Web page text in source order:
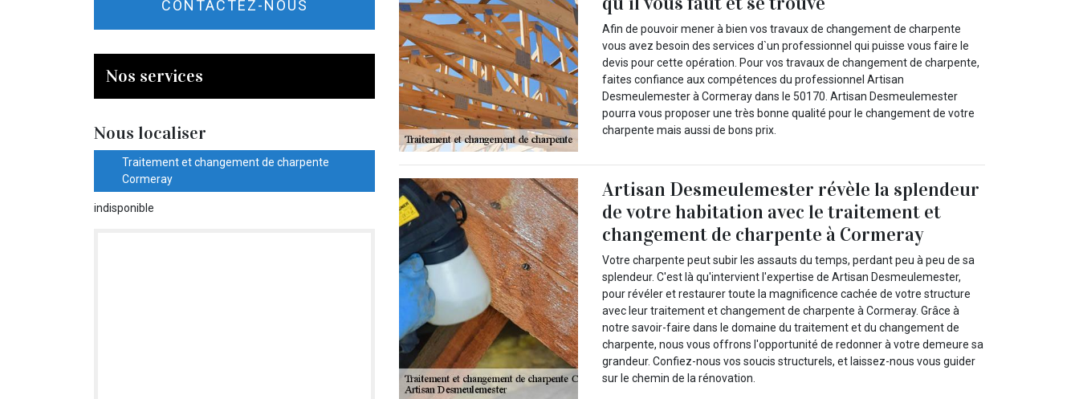
CONTACTEZ-NOUS
Nos services
Nous localiser
Traitement et changement de charpente
Cormeray
indisponible
Afin de pouvoir mener à bien vos travaux de changement de charpente
vous avez besoin des services d`un professionnel qui puisse vous faire le
devis pour cette opération. Pour vos travaux de changement de charpente,
faites confiance aux compétences du professionnel Artisan
Desmeulemester à Cormeray dans le 50170. Artisan Desmeulemester
pourra vous proposer une très bonne qualité pour le changement de votre
charpente mais aussi de bons prix.
Artisan Desmeulemester révèle la splendeur
de votre habitation avec le traitement et
changement de charpente à Cormeray
Votre charpente peut subir les assauts du temps, perdant peu à peu de sa
splendeur. C'est là qu'intervient l'expertise de Artisan Desmeulemester,
pour révéler et restaurer toute la magnificence cachée de votre structure
avec leur traitement et changement de charpente à Cormeray. Grâce à
notre savoir-faire dans le domaine du traitement et du changement de
charpente, nous vous offrons l'opportunité de redonner à votre demeure sa
grandeur. Confiez-nous vos soucis structurels, et laissez-nous vous guider
sur le chemin de la rénovation.